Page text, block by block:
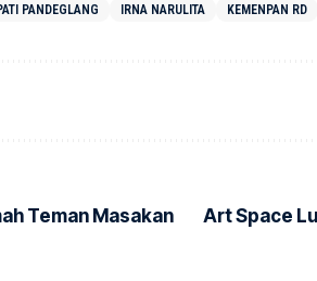
PANDEGLANG IRNA NARULITA KEMENPAN RD
Teman Masakan
Art Space